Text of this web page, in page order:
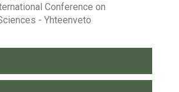
Conference on
- Yhteenveto